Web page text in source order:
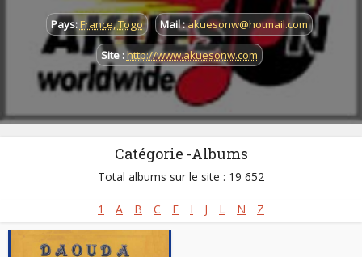
Pays:France,Togo Mail :akuesonw@hotmail.com
Site :http://www.akuesonw.com
Catégorie -Albums
Total albums sur le site : 19 652
1 A B C E I J L N Z